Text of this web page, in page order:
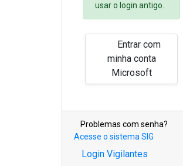
usar o login antigo.
Entrar com
minha conta
Microsoft
Problemas com senha?
Acesse o sistema SIG
Login Vigilantes